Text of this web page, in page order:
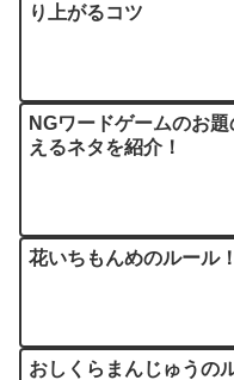
り上がるコツ
NGワードゲームのお
えるネタを紹介！
花いちもんめのルール
おしくらまんじゅうの